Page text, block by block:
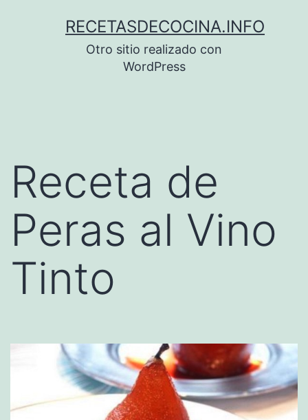
RECETASDECOCINA.INFO
Otro sitio realizado con
WordPress
Receta de
Peras al Vino
Tinto